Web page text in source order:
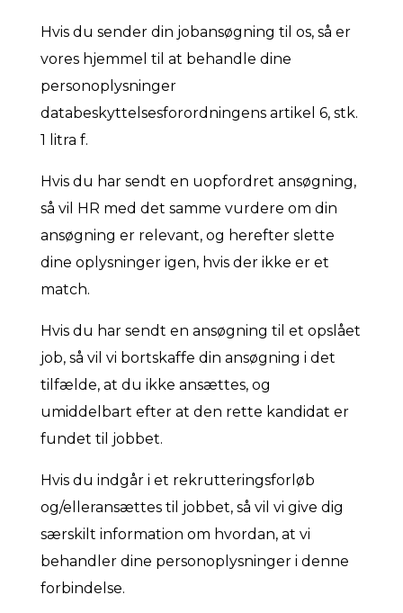
Hvis du sender din jobansøgning til os, så er
vores hjemmel til at behandle dine
personoplysninger
databeskyttelsesforordningens artikel 6, stk.
1 litra f.
Hvis du har sendt en uopfordret ansøgning,
så vil HR med det samme vurdere om din
ansøgning er relevant, og herefter slette
dine oplysninger igen, hvis der ikke er et
match.
Hvis du har sendt en ansøgning til et opslået
job, så vil vi bortskaffe din ansøgning i det
tilfælde, at du ikke ansættes, og
umiddelbart efter at den rette kandidat er
fundet til jobbet.
Hvis du indgår i et rekrutteringsforløb
og/elleransættes til jobbet, så vil vi give dig
særskilt information om hvordan, at vi
behandler dine personoplysninger i denne
forbindelse.